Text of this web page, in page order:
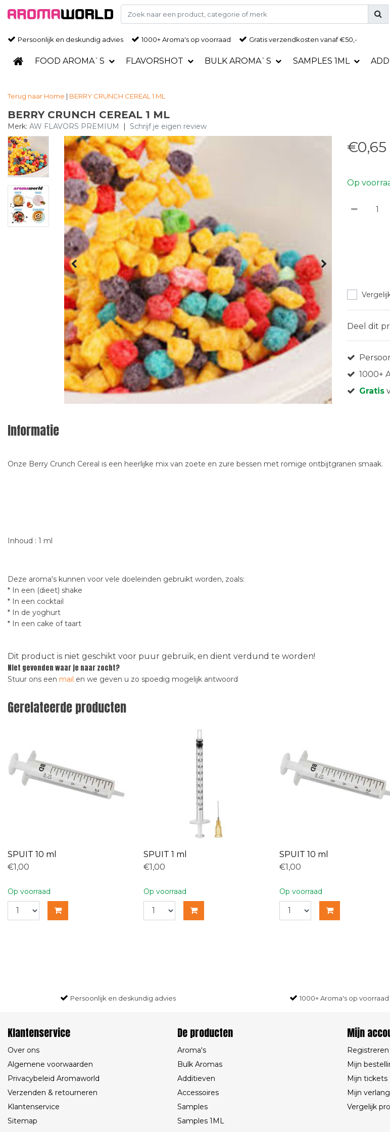
Persoonlijk en deskundig advies 1000+ Aroma's op voorraad Gratisverzendkosten vanaf €50,-
FOOD AROMA`S FLAVORSHOT BULK AROMA`S SAMPLES 1ML
Terug naar Home | BERRY CRUNCH CEREAL 1 ML
BERRY CRUNCH CEREAL 1 ML
Merk: AW FLAVORS PREMIUM | Schrijf je eigen review
€0,65
Op
Deel dit
1000+
Gratis
Informatie
Onze Berry Crunch Cereal is een heerlijke mix van zoete en zure bessen met romige ontbijtgranen smaak.
Inhoud : 1 ml
Deze aroma's kunnen voor vele doeleinden gebruikt worden, zoals:
* In een (dieet) shake
* In een cocktail
* In de yoghurt
* In een cake of taart
Dit product is niet geschikt voor puur gebruik, en dient verdund te worden!
Niet gevonden waar je naar zocht?
Stuur ons een mail en we geven u zo spoedig mogelijk antwoord
Gerelateerde producten
SPUIT 10 ml
€1,00
Op voorraad
SPUIT 1 ml
€1,00
Op voorraad
SPUIT 10 ml
€1,00
Op voorraad
Persoonlijk en deskundig advies 1000+ Aroma's op voorraad
Klantenservice
Over ons
Algemene voorwaarden
Privacybeleid Aromaworld
Verzenden & retourneren
Klantenservice
Sitemap
De producten
Aroma's
Bulk Aromas
Additieven
Accessoires
Samples
Samples 1ML
Mijn
Registreren
Mijn
Mijn tickets
Mijn
Vergelijk